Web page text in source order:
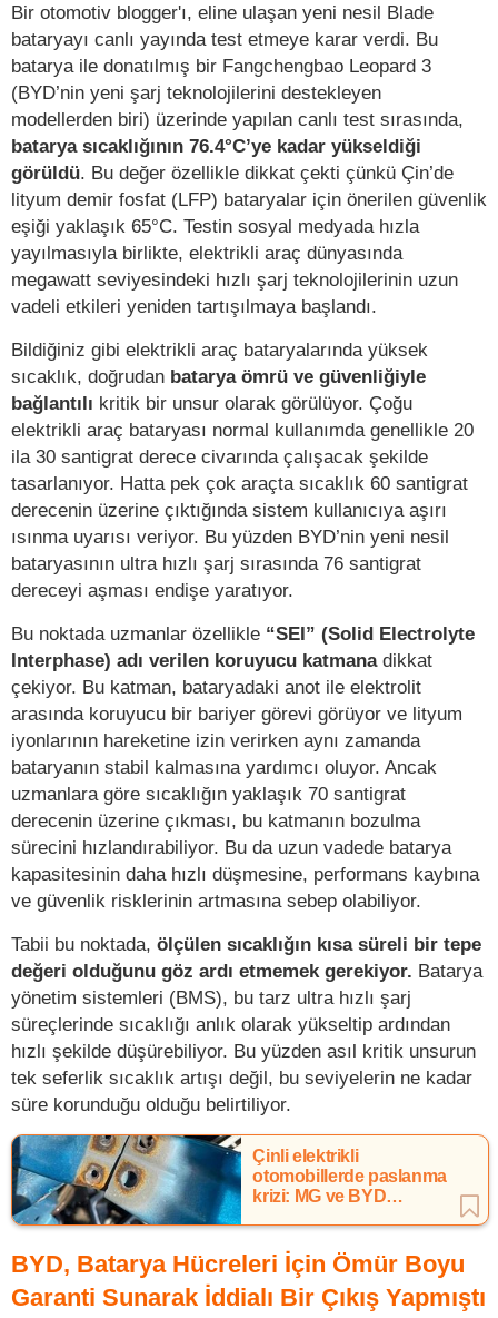
Bir otomotiv blogger'ı, eline ulaşan yeni nesil Blade
bataryayı canlı yayında test etmeye karar verdi. Bu
batarya ile donatılmış bir Fangchengbao Leopard 3
(BYD’nin yeni şarj teknolojilerini destekleyen
modellerden biri) üzerinde yapılan canlı test sırasında,
batarya sıcaklığının 76.4°C’ye kadar yükseldiği
görüldü. Bu değer özellikle dikkat çekti çünkü Çin’de
lityum demir fosfat (LFP) bataryalar için önerilen güvenlik
eşiği yaklaşık 65°C. Testin sosyal medyada hızla
yayılmasıyla birlikte, elektrikli araç dünyasında
megawatt seviyesindeki hızlı şarj teknolojilerinin uzun
vadeli etkileri yeniden tartışılmaya başlandı.
Bildiğiniz gibi elektrikli araç bataryalarında yüksek
sıcaklık, doğrudan batarya ömrü ve güvenliğiyle
bağlantılı kritik bir unsur olarak görülüyor. Çoğu
elektrikli araç bataryası normal kullanımda genellikle 20
ila 30 santigrat derece civarında çalışacak şekilde
tasarlanıyor. Hatta pek çok araçta sıcaklık 60 santigrat
derecenin üzerine çıktığında sistem kullanıcıya aşırı
ısınma uyarısı veriyor. Bu yüzden BYD’nin yeni nesil
bataryasının ultra hızlı şarj sırasında 76 santigrat
dereceyi aşması endişe yaratıyor.
Bu noktada uzmanlar özellikle “SEI” (Solid Electrolyte
Interphase) adı verilen koruyucu katmanadikkat
çekiyor. Bu katman, bataryadaki anot ile elektrolit
arasında koruyucu bir bariyer görevi görüyor ve lityum
iyonlarının hareketine izin verirken aynı zamanda
bataryanın stabil kalmasına yardımcı oluyor. Ancak
uzmanlara göre sıcaklığın yaklaşık 70 santigrat
derecenin üzerine çıkması, bu katmanın bozulma
sürecini hızlandırabiliyor. Bu da uzun vadede batarya
kapasitesinin daha hızlı düşmesine, performans kaybına
ve güvenlik risklerinin artmasına sebep olabiliyor.
Tabii bu noktada, ölçülen sıcaklığın kısa süreli bir tepe
değeri olduğunu göz ardı etmemek gerekiyor. Batarya
yönetim sistemleri (BMS), bu tarz ultra hızlı şarj
süreçlerinde sıcaklığı anlık olarak yükseltip ardından
hızlı şekilde düşürebiliyor. Bu yüzden asıl kritik unsurun
tek seferlik sıcaklık artışı değil, bu seviyelerin ne kadar
süre korunduğu olduğu belirtiliyor.
Çinli elektrikli
otomobillerde paslanma
krizi: MG ve BYD
BYD, Batarya Hücreleri İçin Ömür Boyu
Garanti Sunarak İddialı Bir Çıkış Yapmıştı